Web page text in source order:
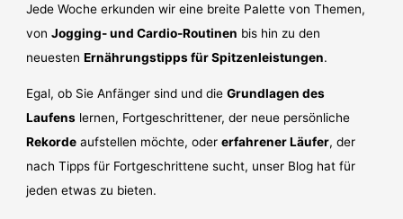
Jede Woche erkunden wir eine breite Palette von Themen,
vonJogging- und Cardio-Routinen bis hin zu den
neuestenErnährungstipps für Spitzenleistungen.
Egal, ob Sie Anfänger sind und dieGrundlagen des
Laufens lernen, Fortgeschrittener, der neue persönliche
Rekorde aufstellen möchte, odererfahrener Läufer, der
nach Tipps für Fortgeschrittene sucht, unser Blog hat für
jeden etwas zu bieten.